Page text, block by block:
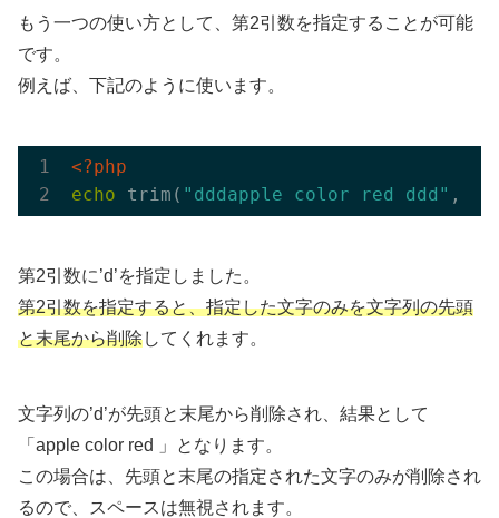
もう一つの使い方として、第2引数を指定することが可能
です。
例えば、下記のように使います。
<?php
echo trim( "dddapple color red ddd" ,
第2引数に’d’を指定しました。
第2引数を指定すると、指定した文字のみを文字列の先頭
と末尾から削除してくれます。
文字列の’d’が先頭と末尾から削除され、結果として
「apple color red 」となります。
この場合は、先頭と末尾の指定された文字のみが削除され
るので、スペースは無視されます。